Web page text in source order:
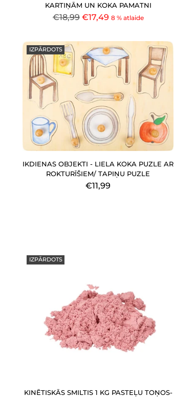
KARTIŅĀM UN KOKA PAMATNI
Parastā
€18,99 €17,49 8 % atlaide
IZPĀRDOTS
IKDIENAS OBJEKTI - LIELA KOKA PUZLE AR
ROKTURĪŠIEM/ TAPIŅU PUZLE
€11,99
IZPĀRDOTS
KINĒTISKĀS SMILTIS 1 KG PASTEĻU TOŅOS-